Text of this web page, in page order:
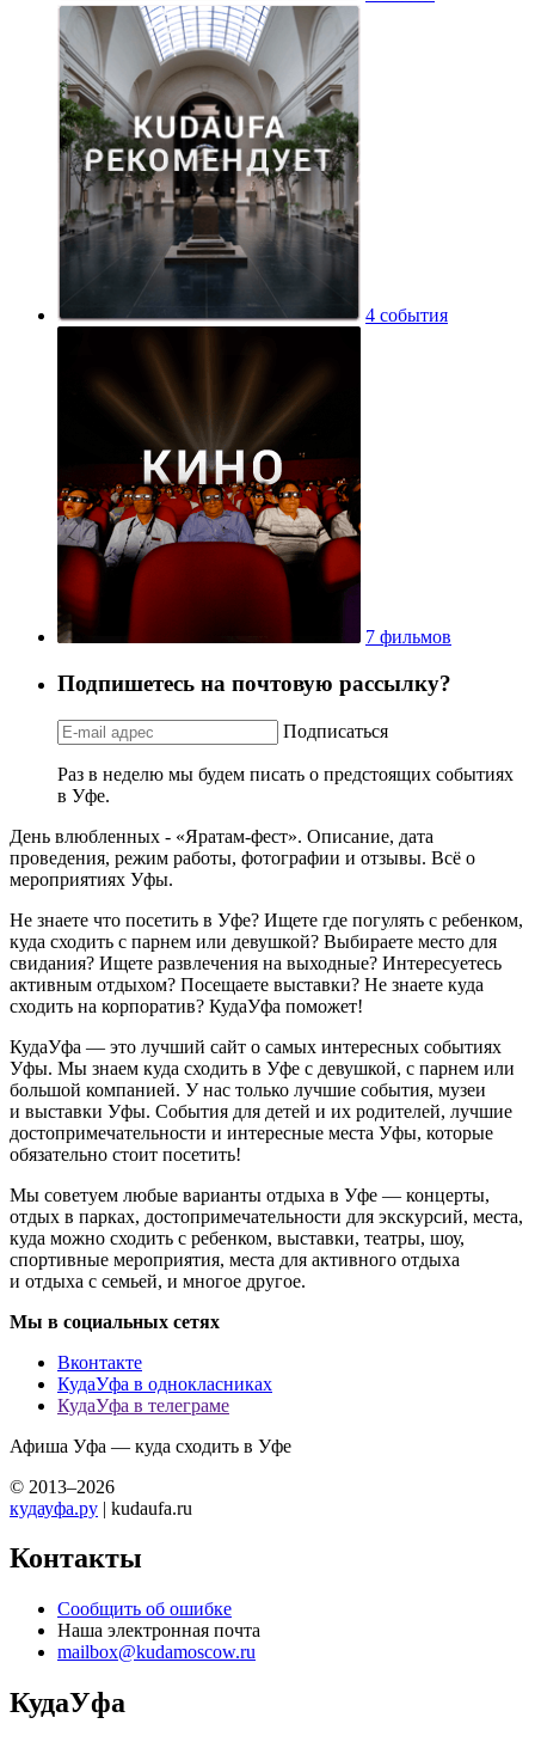
4 события
7 фильмов
Подпишетесь на почтовую рассылку?
Подписаться
Раз в неделю мы будем писать о предстоящих событиях
в Уфе.
День влюбленных - «Яратам-фест». Описание, дата
проведения, режим работы, фотографии и отзывы. Всё о
мероприятиях Уфы.
Не знаете что посетить в Уфе? Ищете где погулять с ребенком,
куда сходить с парнем или девушкой? Выбираете место для
свидания? Ищете развлечения на выходные? Интересуетесь
активным отдыхом? Посещаете выставки? Не знаете куда
сходить на корпоратив? КудаУфа поможет!
КудаУфа — это лучший сайт о самых интересных событиях
Уфы. Мы знаем куда сходить в Уфе с девушкой, с парнем или
большой компанией. У нас только лучшие события, музеи
и выставки Уфы. События для детей и их родителей, лучшие
достопримечательности и интересные места Уфы, которые
обязательно стоит посетить!
Мы советуем любые варианты отдыха в Уфе — концерты,
отдых в парках, достопримечательности для экскурсий, места,
куда можно сходить с ребенком, выставки, театры, шоу,
спортивные мероприятия, места для активного отдыха
и отдыха с семьей, и многое другое.
Мы в социальных сетях
Вконтакте
КудаУфа в однокласниках
КудаУфа в телеграме
Афиша Уфа — куда сходить в Уфе
© 2013–2026
кудауфа.ру | kudaufa.ru
Контакты
Сообщить об ошибке
Наша электронная почта
mailbox@kudamoscow.ru
КудаУфа